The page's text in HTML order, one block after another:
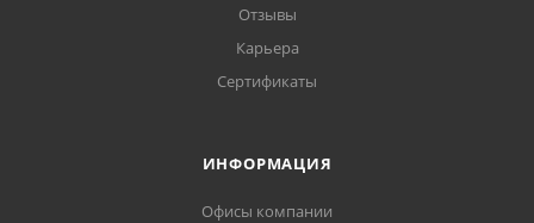
Отзывы
Карьера
Сертификаты
ИНФОРМАЦИЯ
Офисы компании